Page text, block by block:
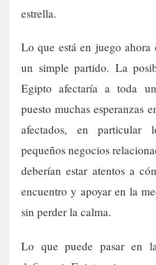
estrella.
Lo que está en juego ahora
un simple partido. La
Egipto afectaría a toda
puesto muchas esperanzas
afectados, en particular
pequeños negocios
deberían estar atentos a
encuentro y apoyar en la
sin perder la calma.
Lo que puede pasar en